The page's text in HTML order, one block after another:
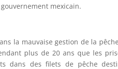
mexicain.
la mauvaise gestion de la
plus de 20 ans que les
dans des filets de pêche